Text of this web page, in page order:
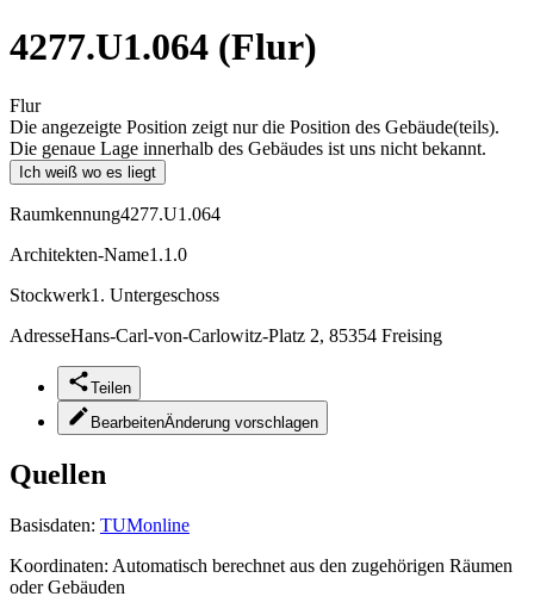
4277.U1.064 (Flur)
Flur
Die angezeigte Position zeigt nur die Position des Gebäude(teils).
Die genaue Lage innerhalb des Gebäudes ist uns nicht bekannt.
Ich weiß wo es liegt
Raumkennung4277.U1.064
Architekten-Name1.1.0
Stockwerk1. Untergeschoss
AdresseHans-Carl-von-Carlowitz-Platz 2, 85354 Freising
Teilen
BearbeitenÄnderung vorschlagen
Quellen
Basisdaten: TUMonline
Koordinaten: Automatisch berechnet aus den zugehörigen Räumen
oder Gebäuden